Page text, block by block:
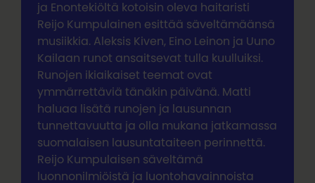
ja Enontekiöltä kotoisin oleva haitaristi
Reijo Kumpulainen esittää säveltämäänsä
musiikkia. Aleksis Kiven, Eino Leinon ja Uuno
Kailaan runot ansaitsevat tulla kuulluiksi.
Runojen ikiaikaiset teemat ovat
ymmärrettäviä tänäkin päivänä. Matti
haluaa lisätä runojen ja lausunnan
tunnettavuutta ja olla mukana jatkamassa
suomalaisen lausuntataiteen perinnettä.
Reijo Kumpulaisen säveltämä
luonnonilmiöistä ja luontohavainnoista